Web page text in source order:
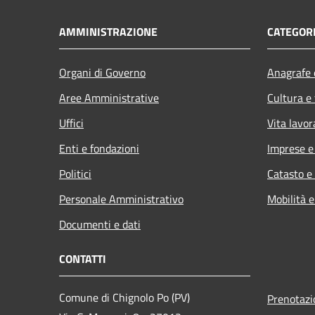
AMMINISTRAZIONE
Organi di Governo
Aree Amministrative
Uffici
Enti e fondazioni
Politici
Personale Amministrativo
Documenti e dati
Cultura
Vita
Imprese
Catasto
Mobilità
CONTATTI
Comune di Chignolo Po (PV)